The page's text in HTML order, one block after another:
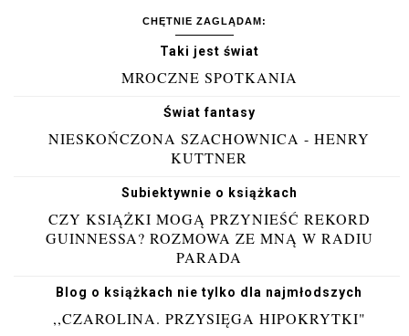
CHĘTNIE ZAGLĄDAM:
Taki jest świat
MROCZNE SPOTKANIA
Świat fantasy
NIESKOŃCZONA SZACHOWNICA - HENRY
KUTTNER
Subiektywnie o książkach
CZY KSIĄŻKI MOGĄ PRZYNIEŚĆ REKORD
GUINNESSA? ROZMOWA ZE MNĄ W RADIU
PARADA
Blog o książkach nie tylko dla najmłodszych
,,CZAROLINA. PRZYSIĘGA HIPOKRYTKI"